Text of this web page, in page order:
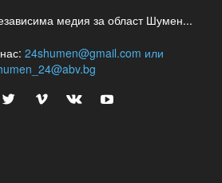
медия за област Шумен...
24shumen@gmail.com или